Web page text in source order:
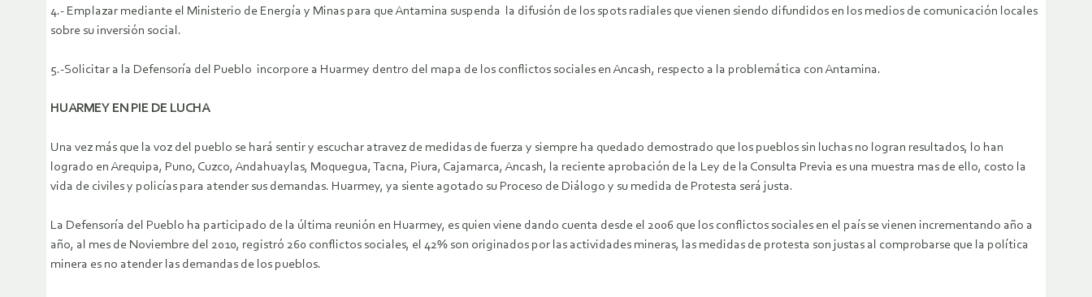
4.- Emplazar mediante el Ministerio de Energía y Minas para que Antamina suspenda la difusión de los spots radiales que vienen siendo difundidos en los medios de comunicación locales
sobre su inversión social.
5.-Solicitar a la Defensoría del Pueblo incorpore a Huarmey dentro del mapa de los conflictos sociales en Ancash, respecto a la problemática con Antamina.
HUARMEY EN PIE DE LUCHA
Una vez más que la voz del pueblo se hará sentir y escuchar atravez de medidas de fuerza y siempre ha quedado demostrado que los pueblos sin luchas no logran resultados, lo han
logrado en Arequipa, Puno, Cuzco, Andahuaylas, Moquegua, Tacna, Piura, Cajamarca, Ancash, la reciente aprobación de la Ley de la Consulta Previa es una muestra mas de ello, costo la
vida de civiles y policías para atender sus demandas. Huarmey, ya siente agotado su Proceso de Diálogo y su medida de Protesta será justa.
La Defensoría del Pueblo ha participado de la última reunión en Huarmey, es quien viene dando cuenta desde el 2006 que los conflictos sociales en el país se vienen incrementando año a
año, al mes de Noviembre del 2010, registró 260 conflictos sociales, el 42% son originados por las actividades mineras, las medidas de protesta son justas al comprobarse que la política
minera es no atender las demandas de los pueblos.